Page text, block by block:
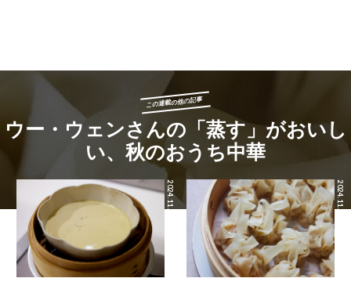
この連載の他の記事
ウー・ウェンさんの「蒸す」がおいし
い、秋のおうち中華
2024.11.28 2024.11.27